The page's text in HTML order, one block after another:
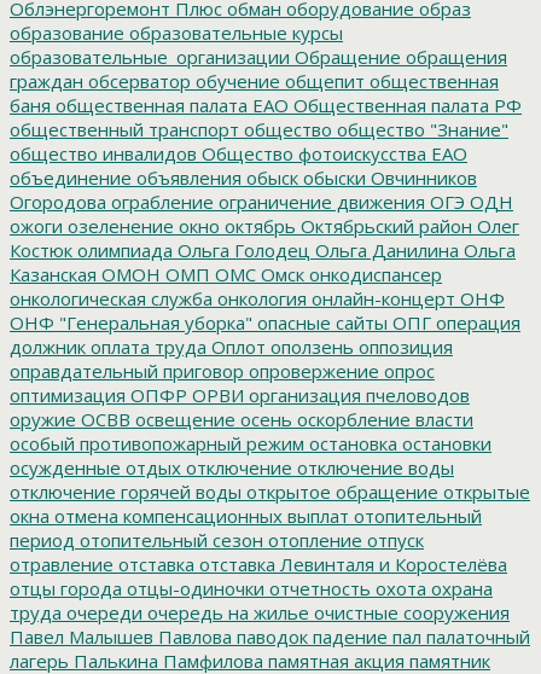
Облэнергоремонт Плюс обман оборудование образ
образование образовательные курсы
образовательные_организации Обращение обращения
граждан обсерватор обучение общепит общественная
баня общественная палата ЕАО Общественная палата РФ
общественный транспорт общество общество "Знание"
общество инвалидов Общество фотоискусства ЕАО
объединение объявления обыск обыски Овчинников
Огородова ограбление ограничение движения ОГЭ ОДН
ожоги озеленение окно октябрь Октябрьский район Олег
Костюк олимпиада Ольга Голодец Ольга Данилина Ольга
Казанская ОМОН ОМП ОМС Омск онкодиспансер
онкологическая служба онкология онлайн-концерт ОНФ
ОНФ "Генеральная уборка" опасные сайты ОПГ операция
должник оплата труда Оплот оползень оппозиция
оправдательный приговор опровержение опрос
оптимизация ОПФР ОРВИ организация пчеловодов
оружие ОСВВ освещение осень оскорбление власти
особый противопожарный режим остановка остановки
осужденные отдых отключение отключение воды
отключение горячей воды открытое обращение открытые
окна отмена компенсационных выплат отопительный
период отопительный сезон отопление отпуск
отравление отставка отставка Левинталя и Коростелёва
отцы города отцы-одиночки отчетность охота охрана
труда очереди очередь на жилье очистные сооружения
Павел Малышев Павлова паводок падение пал палаточный
лагерь Палькина Памфилова памятная акция памятник